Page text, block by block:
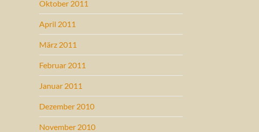
Oktober 2011
April 2011
März 2011
Februar 2011
Januar 2011
Dezember 2010
November 2010